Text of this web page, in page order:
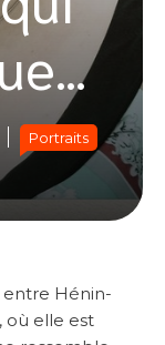
Portraits
entre Hénin-
où elle est